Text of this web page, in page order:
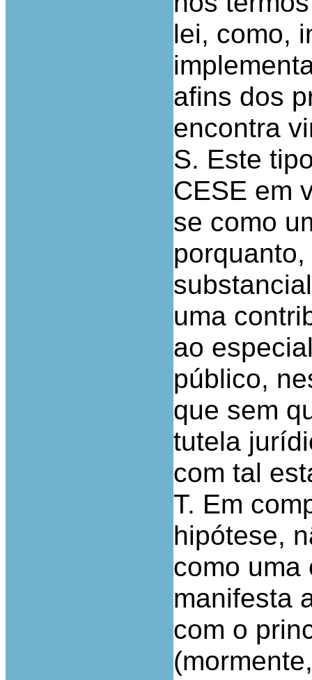
lei, como,
afins dos
encontra
S. Este
CESE em
se como
uma
ao
público,
que sem
tutela
com tal
T. Em
hipótese,
como uma
manifesta
com o